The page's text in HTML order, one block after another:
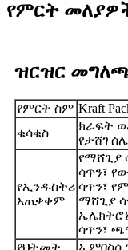
የምርት
ዝርዝር
የምርት ስም Kraft
ቁሳቁስ
ክራፍት
የታሸገ
የኢንዱስትሪ
አጠቃቀም
የማሸጊያ
ሳጥን፣
ሳጥን፣
ማሸጊያ
ሳጥን፣
የህትመት